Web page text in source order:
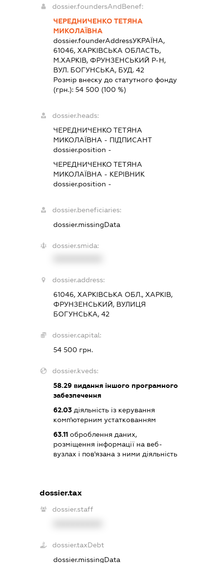
dossier.foundersAndBenef:
ЧЕРЕДНИЧЕНКО ТЕТЯНА
МИКОЛАЇВНА
dossier.founderAddressУКРАЇНА,
61046, ХАРКIВСЬКА ОБЛАСТЬ,
М.ХАРКІВ, ФРУНЗЕНСЬКИЙ Р-Н,
ВУЛ. БОГУНСЬКА, БУД. 42
Розмір внеску до статутного фонду
(грн.):54 500 (100 %)
dossier.heads:
ЧЕРЕДНИЧЕНКО ТЕТЯНА
МИКОЛАЇВНА - ПІДПИСАНТ
dossier.position -
ЧЕРЕДНИЧЕНКО ТЕТЯНА
МИКОЛАЇВНА - КЕРІВНИК
dossier.position -
dossier.beneficiaries:
dossier.missingData
dossier.smida:
dossier.address:
61046, ХАРКІВСЬКА ОБЛ., ХАРКІВ,
ФРУНЗЕНСЬКИЙ, ВУЛИЦЯ
БОГУНСЬКА, 42
dossier.capital:
54 500 грн.
dossier.kveds:
58.29 видання іншого програмного
забезпечення
62.03 діяльність із керування
комп'ютерним устаткованням
63.11 оброблення даних,
розміщення інформації на веб-
вузлах і пов'язана з ними діяльність
dossier.tax
dossier.staff
dossier.taxDebt
dossier.missingData